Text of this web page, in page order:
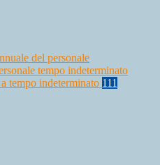
del personale
tempo indeterminato
tempo indeterminato 111